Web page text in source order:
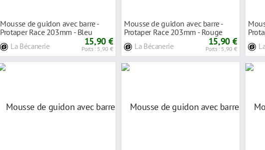
Mousse de guidon avec barre -
Protaper Race 203mm - Bleu
La Bécanerie 15,90 €
Ports : 5,90 €
Mousse de guidon avec barre -
Protaper Race 203mm - Rouge
La Bécanerie 15,90 €
Ports : 5,90 €